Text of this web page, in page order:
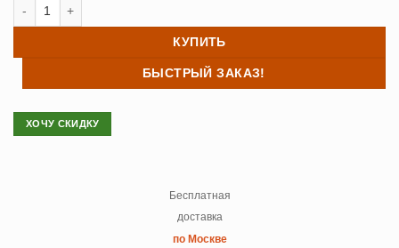
КУПИТЬ
БЫСТРЫЙ ЗАКАЗ!
ХОЧУ СКИДКУ
Бесплатная
доставка
по Москве